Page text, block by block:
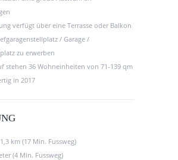
verfügt über eine Terrasse oder Balkon
/ Garage /
zu erwerben
stehen 36 Wohneinheiten von 71-139 qm
in 2017
km (17 Min. Fussweg)
(4 Min. Fussweg)